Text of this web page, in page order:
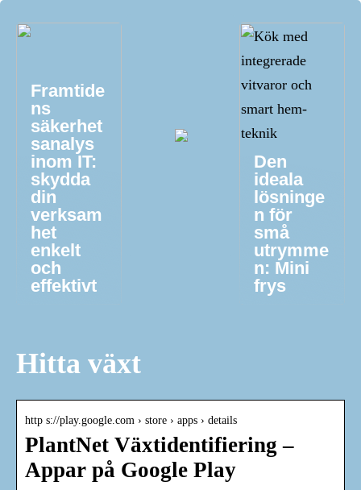
Framtide
ns
säkerhet
sanalys
inom IT:
skydda
din
verksam
het
enkelt
och
effektivt
Den
ideala
lösninge
n för
små
utrymme
n: Mini
frys
Hitta växt
http s://play.google.com › store › apps › details
PlantNet Växtidentifiering –
Appar på Google Play